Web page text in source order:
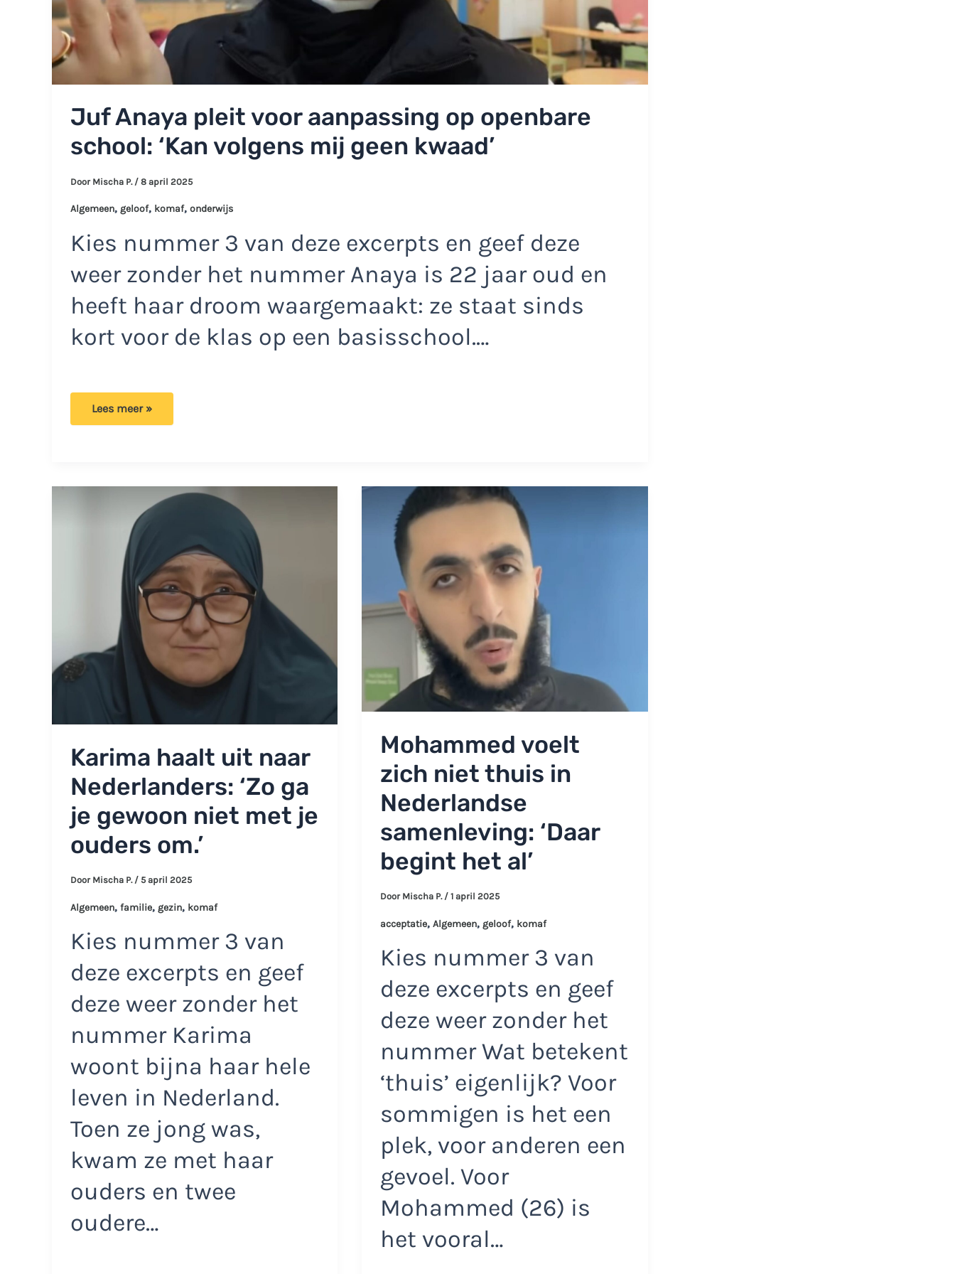
Juf Anaya pleit voor aanpassing op openbare
school: ‘Kan volgens mij geen kwaad’
Door Mischa P. / 8 april 2025
Algemeen, geloof, komaf, onderwijs
Kies nummer 3 van deze excerpts en geef deze
weer zonder het nummer Anaya is 22 jaar oud en
heeft haar droom waargemaakt: ze staat sinds
kort voor de klas op een basisschool.…
Juf
school:
kwaad’
Lees meer »
Karima haalt uit naar
Nederlanders: ‘Zo ga
je gewoon niet met je
ouders om.’
Door Mischa P. / 5 april 2025
Algemeen, familie, gezin, komaf
Kies nummer 3 van
deze excerpts en geef
deze weer zonder het
nummer Karima
woont bijna haar hele
leven in Nederland.
Toen ze jong was,
kwam ze met haar
ouders en twee
oudere…
Mohammed voelt
zich niet thuis in
Nederlandse
samenleving: ‘Daar
begint het al’
Door Mischa P. / 1 april 2025
acceptatie, Algemeen, geloof, komaf
Kies nummer 3 van
deze excerpts en geef
deze weer zonder het
nummer Wat betekent
‘thuis’ eigenlijk? Voor
sommigen is het een
plek, voor anderen een
gevoel. Voor
Mohammed (26) is
het vooral…